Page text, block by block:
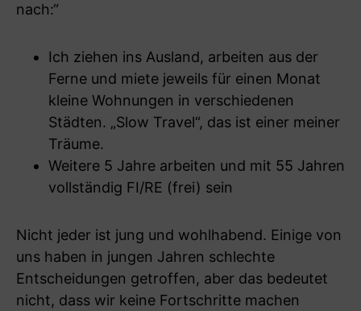
nach:“
Ich ziehen ins Ausland, arbeiten aus der
Ferne und miete jeweils für einen Monat
kleine Wohnungen in verschiedenen
Städten. „Slow Travel“, das ist einer meiner
Träume.
Weitere 5 Jahre arbeiten und mit 55 Jahren
vollständig FI/RE (frei) sein
Nicht jeder ist jung und wohlhabend. Einige von
uns haben in jungen Jahren schlechte
Entscheidungen getroffen, aber das bedeutet
nicht, dass wir keine Fortschritte machen